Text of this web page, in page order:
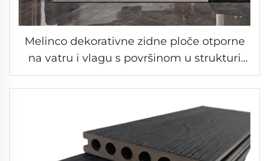
Melinco dekorativne zidne ploče otporne
na vatru i vlagu s površinom u strukturi
drveta, brzo montiranje za hotele, kuće i
uredske objekte